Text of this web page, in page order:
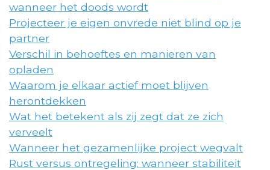
wanneer het doods wordt
Projecteer je eigen onvrede niet blind op je
partner
Verschil in behoeftes en manieren van
opladen
Waarom je elkaar actief moet blijven
herontdekken
Wat het betekent als zij zegt dat ze zich
verveelt
Wanneer het gezamenlijke project wegvalt
Rust versus ontregeling: wanneer stabiliteit